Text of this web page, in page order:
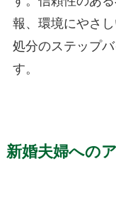
報、環境にやさ
処分のステップ
す。
新婚夫婦への